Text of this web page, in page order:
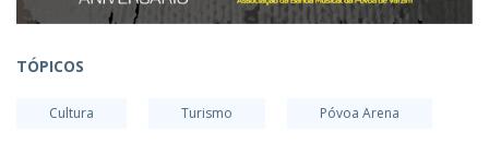
TÓPICOS
Cultura Turismo Póvoa Arena